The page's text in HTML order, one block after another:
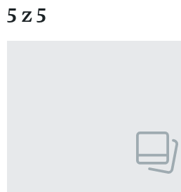
5 z 5